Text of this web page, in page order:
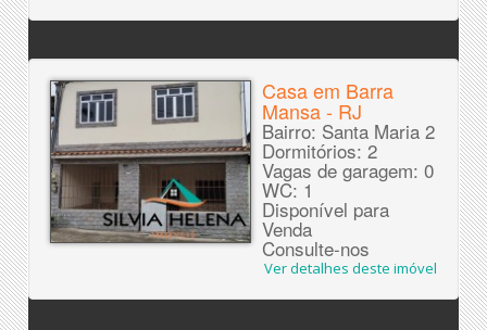
Casa em Barra
Mansa - RJ
Bairro: Santa Maria 2
Dormitórios: 2
Vagas de garagem: 0
WC: 1
Disponível para
Venda
Consulte-nos
Ver detalhes deste imóvel